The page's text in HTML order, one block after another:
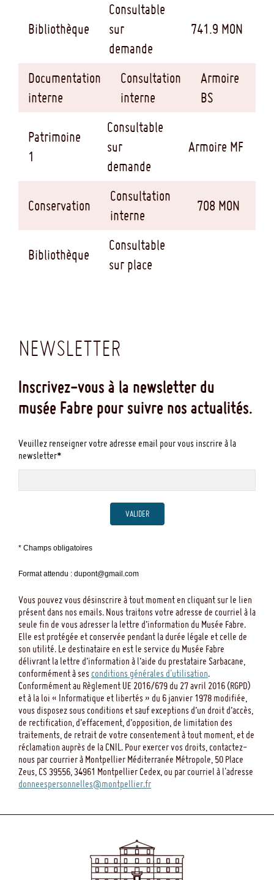
Bibliothèque
Consultable
sur
demande
741.9 MON
Documentation
interne
Consultation
interne
Armoire
BS
Patrimoine
1
Consultable
sur
demande
Armoire MF
Conservation
Consultation
interne
708 MON
Bibliothèque
Consultable
sur place
NEWSLETTER
Inscrivez-vous à la newsletter du
musée Fabre pour suivre nos actualités.
Veuillez renseigner votre adresse email pour vous inscrire à la
newsletter*
VALIDER
* Champs obligatoires
Format attendu : dupont@gmail.com
Vous pouvez vous désinscrire à tout moment en cliquant sur le lien
présent dans nos emails. Nous traitons votre adresse de courriel à la
seule fin de vous adresser la lettre d’information du Musée Fabre.
Elle est protégée et conservée pendant la durée légale et celle de
son utilité. Le destinataire en est le service du Musée Fabre
délivrant la lettre d’information à l’aide du prestataire Sarbacane,
conformément à ses conditions générales d'utilisation.
Conformément au Règlement UE 2016/679 du 27 avril 2016 (RGPD)
et à la loi « Informatique et libertés » du 6 janvier 1978 modifiée,
vous disposez sous conditions et sauf exceptions d’un droit d’accès,
de rectification, d’effacement, d’opposition, de limitation des
traitements, de retrait de votre consentement à tout moment, et de
réclamation auprès de la CNIL. Pour exercer vos droits, contactez-
nous par courrier à Montpellier Méditerranée Métropole, 50 Place
Zeus, CS 39556, 34961 Montpellier Cedex, ou par courriel à l'adresse
donneespersonnelles@montpellier.fr